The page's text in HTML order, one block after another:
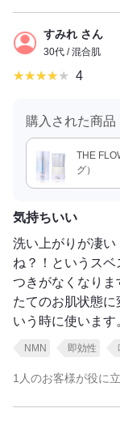
すみれ さん
30代 / 混合肌
4
購入された商品
THE
グ）
気持ちいい
洗い上がりが凄
ね？！というス
つきがなくなり
たてのお肌状態
いう時に使います
NMN 即効性
1人のお客様が役に